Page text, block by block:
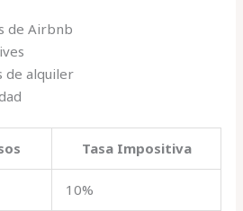
de Airbnb
de alquiler
Tasa Impositiva
10%